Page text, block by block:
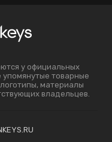
у официальных
упомянутые товарные
материалы
владельцев.